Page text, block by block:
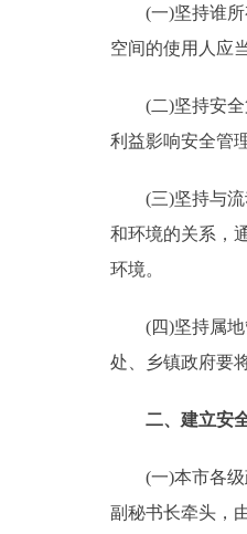
绿
(一)坚持谁所有
空间的使用人应
(二)坚持安全第
利益影响安全管理
(三)坚持与流动
和环境的关系，
环境。
(四)坚持属地管
处、乡镇政府要
二、建立安
(一)本市各级政
副秘书长牵头，